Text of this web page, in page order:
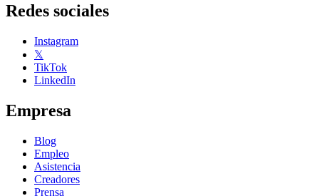
Redes sociales
Instagram
𝕏
TikTok
LinkedIn
Empresa
Blog
Empleo
Asistencia
Creadores
Prensa